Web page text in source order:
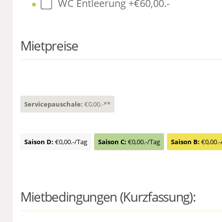
WC Entleerung +€60,00.-
Mietpreise
Servicepauschale: €0,00.-**
Saison D: €0,00.-/Tag Saison C: €0,00.-/Tag Saison B:
Mietbedingungen (Kurzfassung):